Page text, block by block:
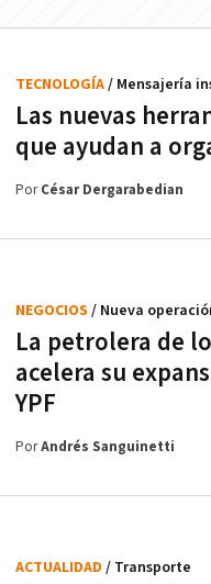
Las nuevas
que ayudan a
TECNOLOGÍA/ Mensajería
PorCésar Dergarabedian
La petrolera de
acelera su
YPF
NEGOCIOS / Nueva
PorAndrés Sanguinetti
ACTUALIDAD / Transporte